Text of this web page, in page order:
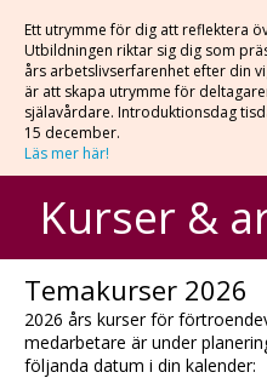
Ett utrymme för dig att reflektera
Utbildningen riktar sig dig som
års arbetslivserfarenhet efter din
är att skapa utrymme för
själavårdare. Introduktionsdag
15 december.
Läs mer här!
Kurser &
Temakurser 2026
2026 års kurser för
medarbetare är under
följanda datum i din kalender: